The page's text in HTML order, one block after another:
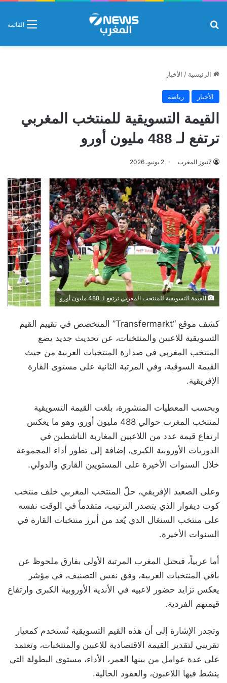
القائمة
الرئيسية / الأخبار
الأخبار رياضة
القيمة التسويقية للمنتخب المغربي
ترتفع لـ 488 مليون أورو
7نيوز المغرب 2 يونيو، 2026
القيمة التسويقية للمنتخب المغربي ترتفع لـ 488 مليون أورو
كشف موقع “Transfermarkt” المتخصص في تقييم القيم
التسويقية للاعبين والمنتخبات، عن تحديث جديد يضع
المنتخب المغربي في صدارة المنتخبات العربية من حيث
القيمة السوقية، وفي المرتبة الثانية على مستوى القارة
الإفريقية.
وبحسب المعطيات المنشورة، بلغت القيمة التسويقية
لمنتخب المغرب حوالي 488 مليون أورو، وهو ما يعكس
ارتفاع قيمة عدد من اللاعبين المغاربة الناشطين في
الدوريات الأوروبية الكبرى، إضافة إلى تطور أداء المجموعة
خلال السنوات الأخيرة على المستويين القاري والدولي.
وعلى الصعيد الإفريقي، حلّ المنتخب المغربي خلف منتخب
كوت ديفوار الذي يتصدر الترتيب، متقدماً في الوقت نفسه
على منتخب السنغال الذي يُعد من أبرز منتخبات القارة في
السنوات الأخيرة.
أما عربياً، فيحتل المغرب المرتبة الأولى بفارق ملحوظ عن
باقي المنتخبات العربية، وفق نفس التصنيف، في مؤشر
يعكس تزايد حضور لاعبيه في الأندية الأوروبية الكبرى وارتفاع
قيمتهم الفردية.
وتجدر الإشارة إلى أن هذه القيم التسويقية تُستخدم كمعيار
تقريبي لتقدير القيمة الاقتصادية للاعبين والمنتخبات، وتعتمد
على عدة عوامل من بينها العمر، الأداء، مستوى البطولة التي
ينشط فيها اللاعبون، والعقود الحالية.